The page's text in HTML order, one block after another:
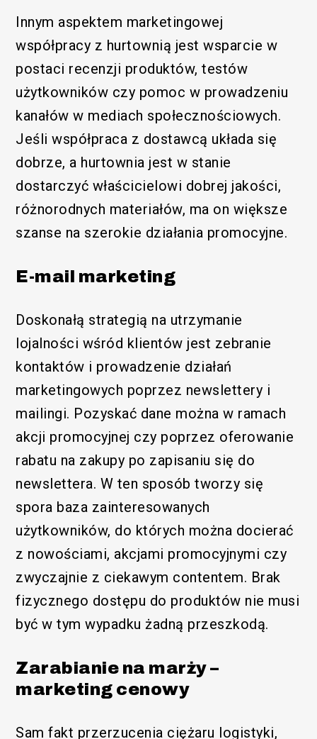
Innym aspektem marketingowej
współpracy z hurtownią jest wsparcie w
postaci recenzji produktów, testów
użytkowników czy pomoc w prowadzeniu
kanałów w mediach społecznościowych.
Jeśli współpraca z dostawcą układa się
dobrze, a hurtownia jest w stanie
dostarczyć właścicielowi dobrej jakości,
różnorodnych materiałów, ma on większe
szanse na szerokie działania promocyjne.
E-mail marketing
Doskonałą strategią na utrzymanie
lojalności wśród klientów jest zebranie
kontaktów i prowadzenie działań
marketingowych poprzez newslettery i
mailingi. Pozyskać dane można w ramach
akcji promocyjnej czy poprzez oferowanie
rabatu na zakupy po zapisaniu się do
newslettera. W ten sposób tworzy się
spora baza zainteresowanych
użytkowników, do których można docierać
z nowościami, akcjami promocyjnymi czy
zwyczajnie z ciekawym contentem. Brak
fizycznego dostępu do produktów nie musi
być w tym wypadku żadną przeszkodą.
Zarabianie na marży –
marketing cenowy
Sam fakt przerzucenia ciężaru logistyki,